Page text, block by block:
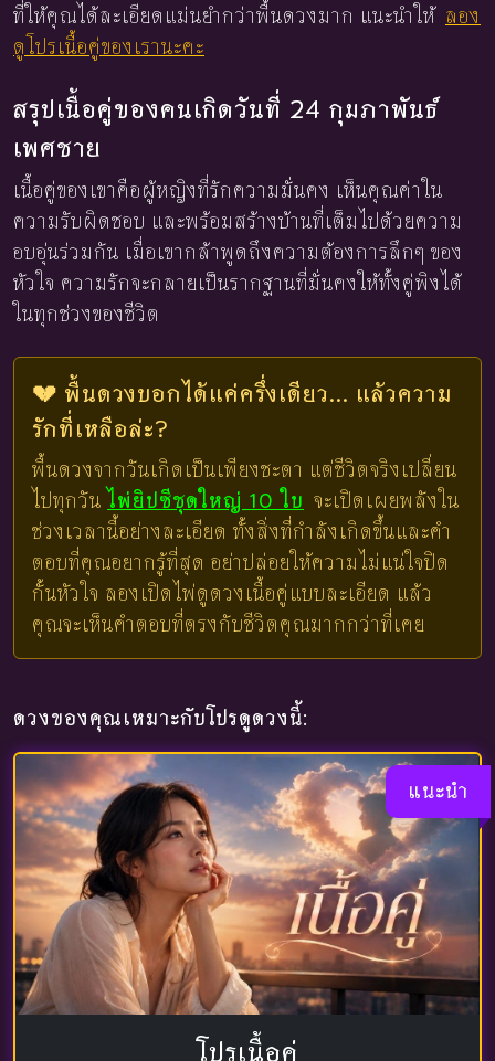
ที่ให้คุณได้ละเอียดแม่นยำกว่าพื้นดวงมาก แนะนำให้ ลอง
ดูโปรเนื้อคู่ของเรานะคะ
สรุปเนื้อคู่ของคนเกิดวันที่ 24 กุมภาพันธ์
เพศชาย
เนื้อคู่ของเขาคือผู้หญิงที่รักความมั่นคง เห็นคุณค่าใน
ความรับผิดชอบ และพร้อมสร้างบ้านที่เต็มไปด้วยความ
อบอุ่นร่วมกัน เมื่อเขากล้าพูดถึงความต้องการลึกๆ ของ
หัวใจ ความรักจะกลายเป็นรากฐานที่มั่นคงให้ทั้งคู่พิงได้
ในทุกช่วงของชีวิต
💔 พื้นดวงบอกได้แค่ครึ่งเดียว... แล้วความ
รักที่เหลือล่ะ?
พื้นดวงจากวันเกิดเป็นเพียงชะตา แต่ชีวิตจริงเปลี่ยน
ไปทุกวัน ไพ่ยิปซีชุดใหญ่ 10 ใบ จะเปิดเผยพลังใน
ช่วงเวลานี้อย่างละเอียด ทั้งสิ่งที่กำลังเกิดขึ้นและคำ
ตอบที่คุณอยากรู้ที่สุด อย่าปล่อยให้ความไม่แน่ใจปิด
กั้นหัวใจ ลองเปิดไพ่ดูดวงเนื้อคู่แบบละเอียด แล้ว
คุณจะเห็นคำตอบที่ตรงกับชีวิตคุณมากกว่าที่เคย
ดวงของคุณเหมาะกับโปรดูดวงนี้:
แนะนำ
โปรเนื้อคู่